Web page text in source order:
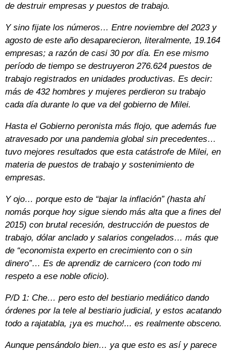
de destruir empresas y puestos de trabajo.
Y sino fijate los números… Entre noviembre del 2023 y
agosto de este año desaparecieron, literalmente, 19.164
empresas; a razón de casi 30 por día. En ese mismo
período de tiempo se destruyeron 276.624 puestos de
trabajo registrados en unidades productivas. Es decir:
más de 432 hombres y mujeres perdieron su trabajo
cada día durante lo que va del gobierno de Milei.
Hasta el Gobierno peronista más flojo, que además fue
atravesado por una pandemia global sin precedentes…
tuvo mejores resultados que esta catástrofe de Milei, en
materia de puestos de trabajo y sostenimiento de
empresas.
Y ojo… porque esto de “bajar la inflación” (hasta ahí
nomás porque hoy sigue siendo más alta que a fines del
2015) con brutal recesión, destrucción de puestos de
trabajo, dólar anclado y salarios congelados… más que
de “economista experto en crecimiento con o sin
dinero”… Es de aprendiz de carnicero (con todo mi
respeto a ese noble oficio).
P/D 1: Che… pero esto del bestiario mediático dando
órdenes por la tele al bestiario judicial, y estos acatando
todo a rajatabla, ¡ya es mucho!... es realmente obsceno.
Aunque pensándolo bien… ya que esto es así y parece